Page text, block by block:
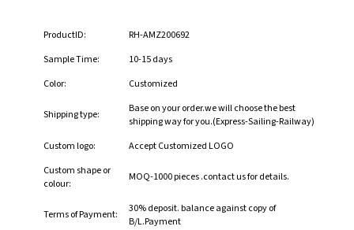
ProductID:
RH-AMZ200692
Sample Time:
10-15 days
Color:
Customized
Shipping type:
Base on your order.we will choose the best
shipping way for you.(Express-Sailing-Railway)
Custom logo:
Accept Customized LOGO
Custom shape or
colour:
MOQ-1000 pieces .contact us for details.
Terms of Payment:
30% deposit. balance against copy of
B/L.Payment